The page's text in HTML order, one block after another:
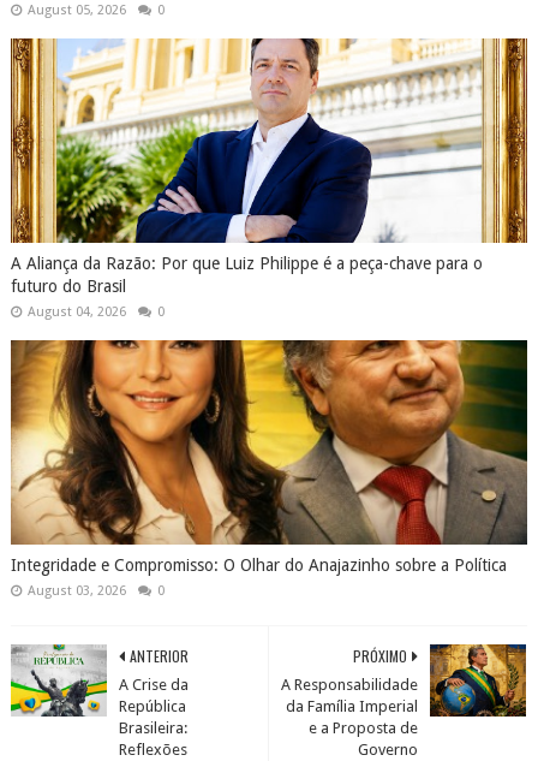
August 05, 2026 0
A Aliança da Razão: Por que Luiz Philippe é a peça-chave para o
futuro do Brasil
August 04, 2026 0
Integridade e Compromisso: O Olhar do Anajazinho sobre a Política
August 03, 2026 0
PRÓXIMO
A Responsabilidade
da Família Imperial
e a Proposta de
Governo
ANTERIOR
A Crise da
República
Brasileira:
Reflexões